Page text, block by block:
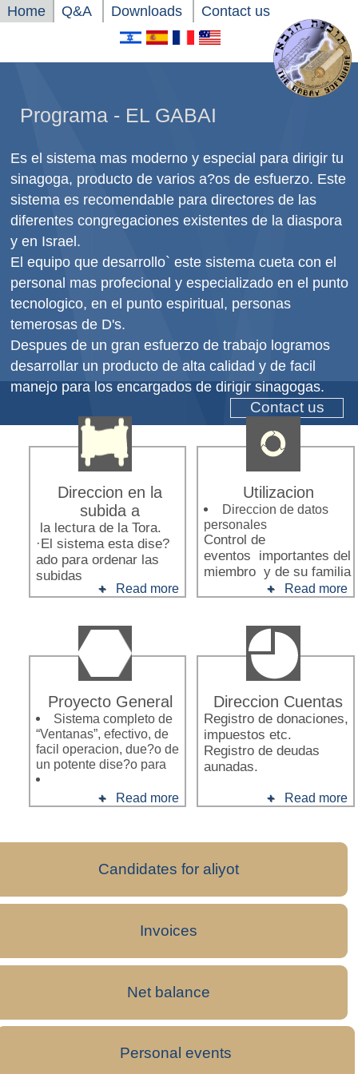
Home Q&A Downloads Contact us
Programa - EL GABAI
Es el sistema mas moderno y especial para dirigir tu
sinagoga, producto de varios a?os de esfuerzo. Este
sistema es recomendable para directores de las
diferentes congregaciones existentes de la diaspora
y en Israel.
El equipo que desarrollo` este sistema cueta con el
personal mas profecional y especializado en el punto
tecnologico, en el punto espiritual, personas
temerosas de D's.
Despues de un gran esfuerzo de trabajo logramos
desarrollar un producto de alta calidad y de facil
manejo para los encargados de dirigir sinagogas.
Contact us
Utilizacion
Direccion de datos
personales
Control de
eventos importantes del
miembro y de su familia
Read more
Direccion en la
subida a
la lectura de la Tora.
·El sistema esta dise?
ado para ordenar las
subidas
Read more
Direccion Cuentas
Registro de donaciones,
impuestos etc.
Registro de deudas
aunadas.
Read more
Proyecto General
Sistema completo de
“Ventanas”, efectivo, de
facil operacion, due?o de
un potente dise?o para
Read more
Candidates for aliyot
Invoices
Net balance
Personal events